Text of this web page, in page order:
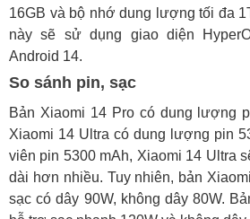
16GB và bộ nhớ dung lượng tối đa
này sẽ sử dụng giao diện
Android 14.
So sánh pin, sạc
Bản Xiaomi 14 Pro có dung lượng
Xiaomi 14 Ultra có dung lượng pin
viên pin 5300 mAh, Xiaomi 14 Ultra
dài hơn nhiều. Tuy nhiên, bản
sạc có dây 90W, không dây 80W.